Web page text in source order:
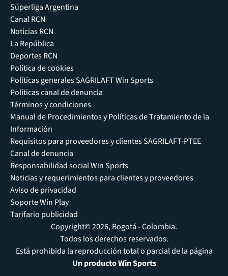
Súperliga Argentina
Canal RCN
Noticias RCN
La República
Deportes RCN
Política de cookies
Políticas generales SAGRILAFT Win Sports
Políticas canal de denuncia
Términos y condiciones
Manual de Procedimientos y Políticas de Tratamiento de la
Información
Requisitos para proveedores y clientes SAGRILAFT-PTEE
Canal de denuncia
Responsabilidad social Win Sports
Noticias y requerimientos para clientes y proveedores
Aviso de privacidad
Soporte Win Play
Tarifario publicidad
Copyright© 2026, Bogotá - Colombia.
Todos los derechos reservados.
Está prohibida la reproducción total o parcial de la página
Un producto Win Sports